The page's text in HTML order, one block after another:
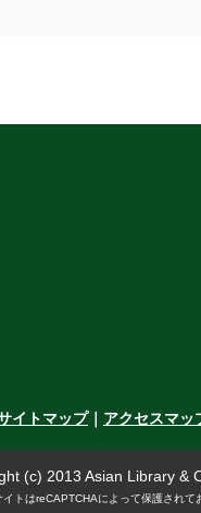
イトマップ｜ アクセスマッ
(c) 2013 Asian Library &
イトはreCAPTCHAによって保護されて